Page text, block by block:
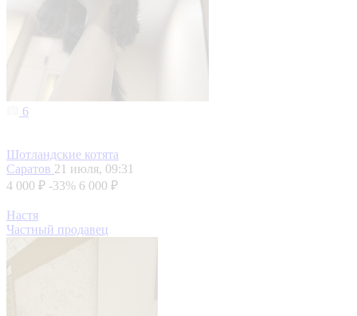
6
Шотландские котята
Саратов 21 июля, 09:31
4 000 ₽ -33% 6 000 ₽
Настя
Частный продавец